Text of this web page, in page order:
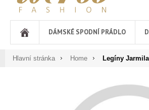
DÁMSKÉ SPODNÍ PRÁDLO
Hlavní stránka Home Legíny